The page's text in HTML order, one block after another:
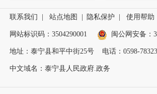
联系我们 | 站点地图 | 隐私保护 | 使用帮助
网站标识码：3504290001 闽公网安备：
地址：泰宁县和平中街25号 电话：0598-
中文域名：泰宁县人民政府.政务